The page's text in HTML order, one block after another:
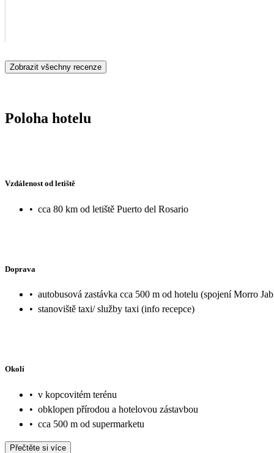
Zobrazit všechny recenze
Poloha hotelu
Vzdálenost od letiště
• cca 80 km od letiště Puerto del Rosario
Doprava
• autobusová zastávka cca 500 m od hotelu (spojení Morro
• stanoviště taxi/ služby taxi (info recepce)
Okolí
• v kopcovitém terénu
• obklopen přírodou a hotelovou zástavbou
• cca 500 m od supermarketu
Přečtěte si více